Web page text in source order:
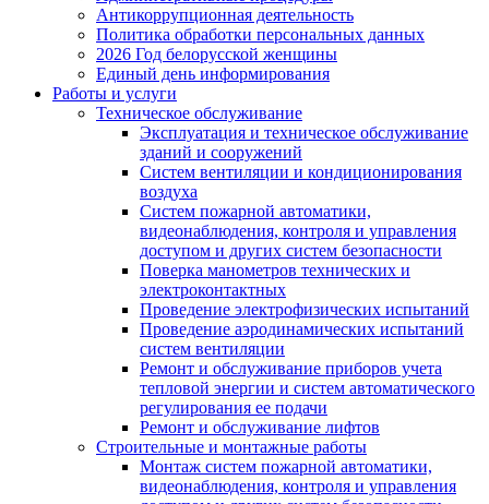
Антикоррупционная деятельность
Политика обработки персональных данных
2026 Год белорусской женщины
Единый день информирования
Работы и услуги
Техническое обслуживание
Эксплуатация и техническое обслуживание
зданий и сооружений
Систем вентиляции и кондиционирования
воздуха
Систем пожарной автоматики,
видеонаблюдения, контроля и управления
доступом и других систем безопасности
Поверка манометров технических и
электроконтактных
Проведение электрофизических испытаний
Проведение аэродинамических испытаний
систем вентиляции
Ремонт и обслуживание приборов учета
тепловой энергии и систем автоматического
регулирования ее подачи
Ремонт и обслуживание лифтов
Строительные и монтажные работы
Монтаж систем пожарной автоматики,
видеонаблюдения, контроля и управления